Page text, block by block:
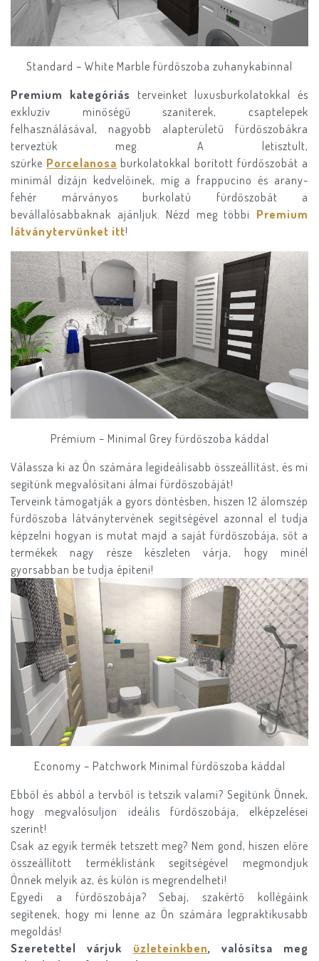
Standard – White Marble fürdőszoba zuhanykabinnal
Premium kategóriás
terveinket luxusburkolatokkal és
exkluzív minőségű szaniterek, csaptelepek
felhasználásával, nagyobb alapterületű fürdőszobákra
terveztük meg. A letisztult,
szürke Porcelanosa burkolatokkal borított fürdőszobát a
minimál dizájn kedvelőinek, míg a frappucino és arany-
fehér márványos burkolatú fürdőszobát a
bevállalósabbaknak ajánljuk. Nézd meg többi Premium
látványtervünket itt!
Prémium – Minimal Grey fürdőszoba káddal
Válassza ki az Ön számára legideálisabb összeállítást, és mi
segítünk megvalósítani álmai fürdőszobáját!
Terveink támogatják a gyors döntésben, hiszen 12 álomszép
fürdőszoba látványtervének segítségével azonnal el tudja
képzelni hogyan is mutat majd a saját fürdőszobája, sőt a
termékek nagy része készleten várja, hogy minél
gyorsabban be tudja építeni!
Economy – Patchwork Minimal fürdőszoba káddal
Ebből és abból a tervből is tetszik valami? Segítünk Önnek,
hogy megvalósuljon ideális fürdőszobája, elképzelései
szerint!
Csak az egyik termék tetszett meg? Nem gond, hiszen előre
összeállított terméklistánk segítségével megmondjuk
Önnek melyik az, és külön is megrendelheti!
Egyedi a fürdőszobája? Sebaj, szakértő kollégáink
segítenek, hogy mi lenne az Ön számára legpraktikusabb
megoldás!
Szeretettel várjuk
üzleteinkben, valósítsa meg